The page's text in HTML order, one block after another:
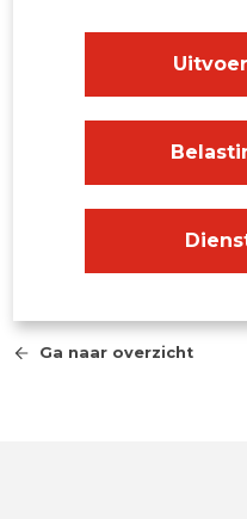
Ga naar overzicht